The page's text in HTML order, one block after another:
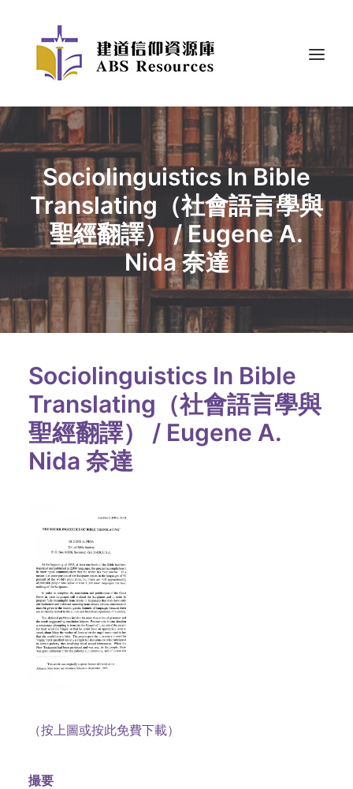
Sociolinguistics In Bible
Translating（社會語言學與
聖經翻譯） / Eugene A.
Nida 奈達
Sociolinguistics In Bible
Translating（社會語言學與
聖經翻譯） / Eugene A.
Nida 奈達
（按上圖或按此免費下載）
撮要